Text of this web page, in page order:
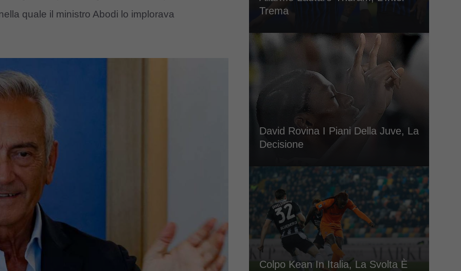
quale il ministro Abodi lo implorava
Trema
David Rovina I Piani Della Juve, La
Decisione
Colpo Kean In Italia, La Svolta È